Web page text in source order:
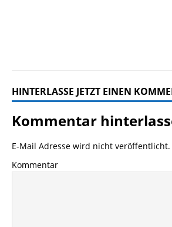
HINTERLASSE JETZT EINEN
Kommentar
E-Mail Adresse wird nicht veröffentlicht.
Kommentar